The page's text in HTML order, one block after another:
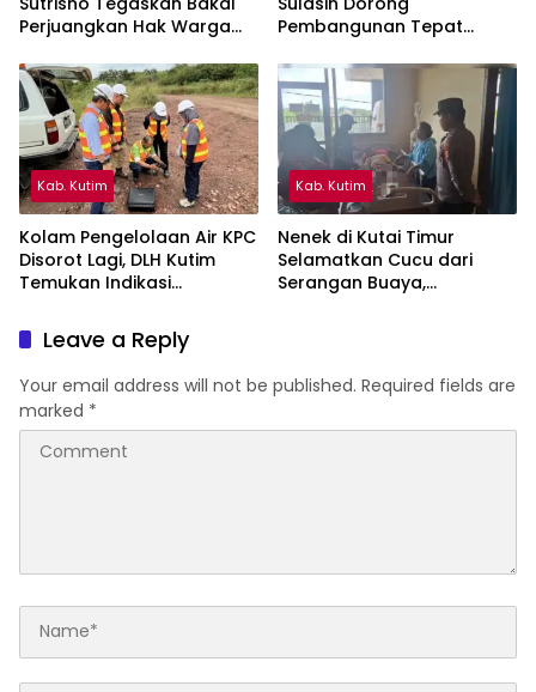
Perjuangkan Hak Warga
Kutim
Pembangunan Tepat
Kab. Kutim
Kolam Pengelolaan Air KPC
Disorot Lagi, DLH Kutim
Temukan Indikasi
Kab. Kutim
Nenek di Kutai Timur
Selamatkan Cucu dari
Serangan Buaya,
Leave a Reply
Your email address will not be published. Required fields are
marked *